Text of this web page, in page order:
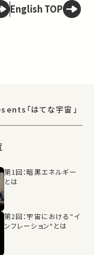
English TOP
「はてな宇宙」
第1回：暗黒エネルギー
とは
第2回：宇宙における"イ
ンフレーション"とは